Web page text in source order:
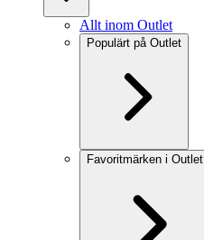
Allt inom Outlet
Populärt på Outlet
Favoritmärken i Outlet